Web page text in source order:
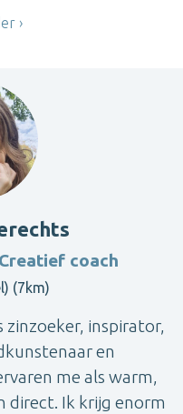
coach
(7km)
zinzoeker, inspirator,
en
me als warm,
direct. Ik krijg enorm